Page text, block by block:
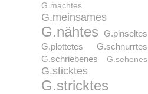
G.machtes
G.meinsames
G.nähtes
G.pinseltes
G.plottetes
G.schnurrtes
G.schriebenes
G.sehenes
G.sticktes
G.stricktes